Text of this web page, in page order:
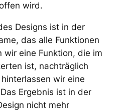
wird.
Designs ist in der
das alle Funktionen
wir eine Funktion, die im
ist, nachträglich
wir eine
Ergebnis ist in der
nicht mehr